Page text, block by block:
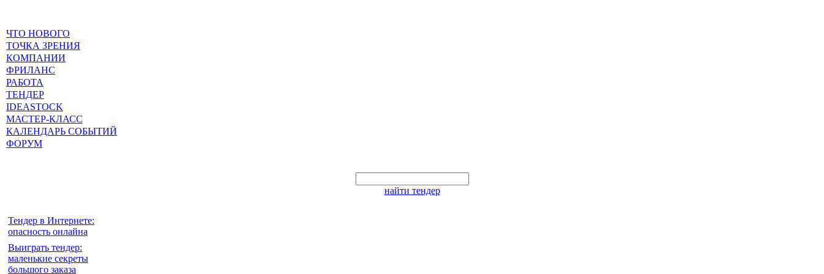
ЧТО НОВОГО
ТОЧКА ЗРЕНИЯ
КОМПАНИИ
ФРИЛАНС
РАБОТА
ТЕНДЕР
IDEASTOCK
МАСТЕР-КЛАСС
КАЛЕНДАРЬ СОБЫТИЙ
ФОРУМ
найти тендер
Тендер в Интернете:
опасность онлайна
Выиграть тендер:
маленькие секреты
большого заказа